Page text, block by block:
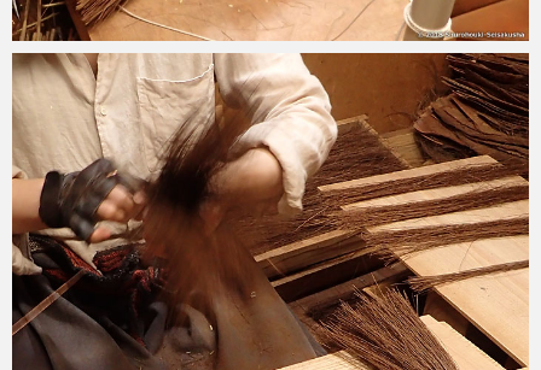
2018-05-29